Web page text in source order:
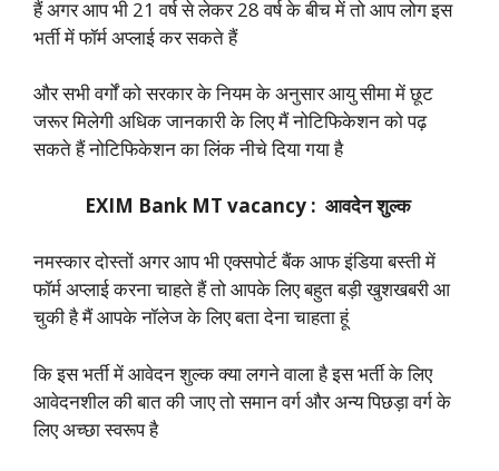
हैं अगर आप भी 21 वर्ष से लेकर 28 वर्ष के बीच में तो आप लोग इस
भर्ती में फॉर्म अप्लाई कर सकते हैं
और सभी वर्गों को सरकार के नियम के अनुसार आयु सीमा में छूट
जरूर मिलेगी अधिक जानकारी के लिए मैं नोटिफिकेशन को पढ़
सकते हैं नोटिफिकेशन का लिंक नीचे दिया गया है
EXIM Bank MT vacancy : आवदेन शुल्क
नमस्कार दोस्तों अगर आप भी एक्सपोर्ट बैंक आफ इंडिया बस्ती में
फॉर्म अप्लाई करना चाहते हैं तो आपके लिए बहुत बड़ी खुशखबरी आ
चुकी है मैं आपके नॉलेज के लिए बता देना चाहता हूं
कि इस भर्ती में आवेदन शुल्क क्या लगने वाला है इस भर्ती के लिए
आवेदनशील की बात की जाए तो समान वर्ग और अन्य पिछड़ा वर्ग के
लिए अच्छा स्वरूप है